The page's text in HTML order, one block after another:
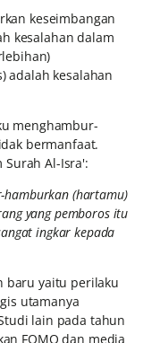
keseimbangan
kesalahan dalam
adalah kesalahan
menghambur-
bermanfaat.
Al-Isra':
hamburkan (hartamu)
yang pemboros itu
ingkar kepada
baru yaitu perilaku
utamanya
lain pada tahun
FOMO dan media